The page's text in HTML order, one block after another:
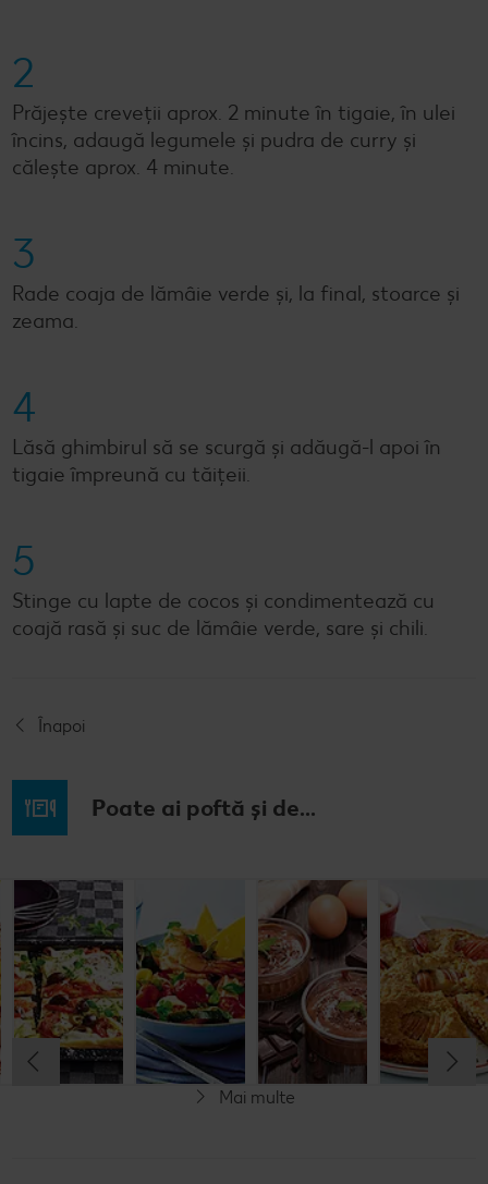
2
Prăjește creveții aprox. 2 minute în tigaie, în ulei
încins, adaugă legumele și pudra de curry și
călește aprox. 4 minute.
3
Rade coaja de lămâie verde și, la final, stoarce și
zeama.
4
Lăsă ghimbirul să se scurgă și adăugă-l apoi în
tigaie împreună cu tăițeii.
5
Stinge cu lapte de cocos și condimentează cu
coajă rasă și suc de lămâie verde, sare și chili.
Înapoi
Poate ai poftă și de...
Budincă
italiană de
orez cu salată
de fructe
Cel mult 60 minute
Simplu
Clătite cu
legume și
mozzarella
Cel mult 30 minute
Simplu
Tocană
italienească
de pește
Cel mult 60 minute
Simplu
Cremă la
Cel mult 60 minute
Simplu
Mai multe